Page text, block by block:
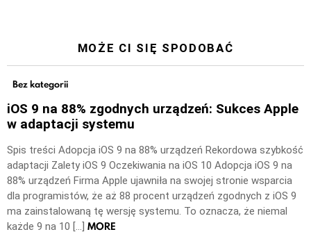
MOŻE CI SIĘ SPODOBAĆ
Bez kategorii
iOS 9 na 88% zgodnych urządzeń: Sukces Apple
w adaptacji systemu
Spis treści Adopcja iOS 9 na 88% urządzeń Rekordowa szybkość
adaptacji Zalety iOS 9 Oczekiwania na iOS 10 Adopcja iOS 9 na
88% urządzeń Firma Apple ujawniła na swojej stronie wsparcia
dla programistów, że aż 88 procent urządzeń zgodnych z iOS 9
ma zainstalowaną tę wersję systemu. To oznacza, że niemal
każde 9 na 10 […] MORE